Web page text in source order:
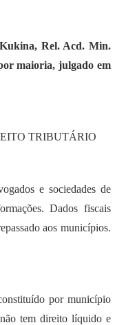
Rel. Acd. Min.
maioria, julgado em
TRIBUTÁRIO
e sociedades de
Dados fiscais
aos municípios.
por município
tem direito líquido e